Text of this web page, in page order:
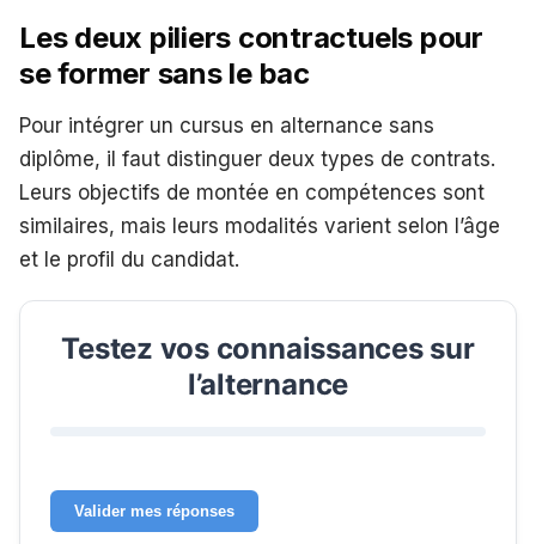
Les deux piliers contractuels pour
se former sans le bac
Pour intégrer un cursus en alternance sans
diplôme, il faut distinguer deux types de contrats.
Leurs objectifs de montée en compétences sont
similaires, mais leurs modalités varient selon l’âge
et le profil du candidat.
Testez vos connaissances sur
l’alternance
Valider mes réponses